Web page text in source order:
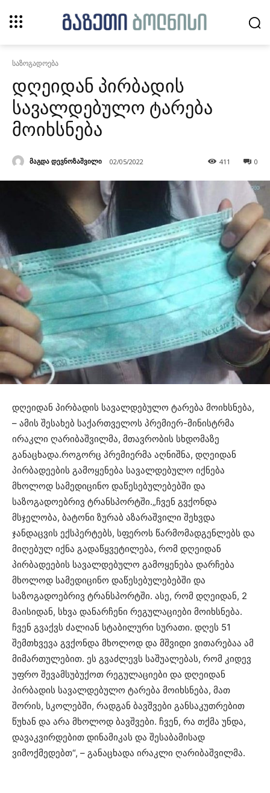
საზოგადოება
დღეიდან პირბადის
სავალდებულო ტარება
მოიხსნება
მაგდა დევნოზაშვილი 02/05/2022 0
411
დღეიდან პირბადის სავალდებულო ტარება მოიხსნება,
– ამის შესახებ საქართველოს პრემიერ-მინისტრმა
ირაკლი ღარიბაშვილმა, მთავრობის სხდომაზე
განაცხადა.როგორც პრემიერმა აღნიშნა, დღეიდან
პირბადეების გამოყენება სავალდებულო იქნება
მხოლოდ სამედიცინო დაწესებულებებში და
საზოგადოებრივ ტრანსპორტში.„ჩვენ გვქონდა
მსჯელობა, ბატონი ზურაბ აზარაშვილი შეხვდა
ჯანდაცვის ექსპერტებს, სფეროს წარმომადგენლებს და
მიღებულ იქნა გადაწყვეტილება, რომ დღეიდან
პირბადეების სავალდებულო გამოყენება დარჩება
მხოლოდ სამედიცინო დაწესებულებებში და
საზოგადოებრივ ტრანსპორტში. ასე, რომ დღეიდან, 2
მაისიდან, სხვა დანარჩენი რეგულაციები მოიხსნება.
ჩვენ გვაქვს ძალიან სტაბილური სურათი. დღეს 51
შემთხვევა გვქონდა მხოლოდ და მშვიდი ვითარებაა ამ
მიმართულებით. ეს გვაძლევს საშუალებას, რომ კიდევ
უფრო შევამსუბუქოთ რეგულაციები და დღეიდან
პირბადის სავალდებულო ტარება მოიხსნება, მათ
შორის, სკოლებში, რადგან ბავშვები განსაკუთრებით
წუხან და არა მხოლოდ ბავშვები. ჩვენ, რა თქმა უნდა,
დავაკვირდებით დინამიკას და შესაბამისად
ვიმოქმედებთ“, – განაცხადა ირაკლი ღარიბაშვილმა.